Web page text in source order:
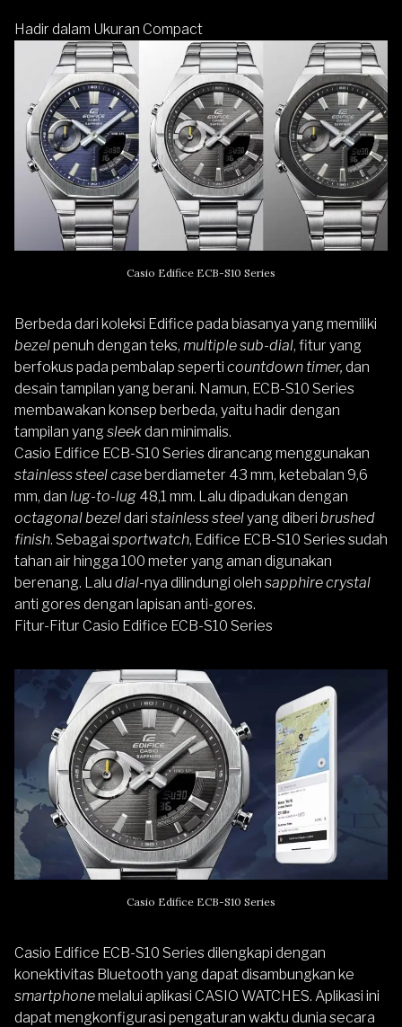
Hadir dalam Ukuran Compact
Casio Edifice ECB-S10 Series
Berbeda dari koleksi Edifice pada biasanya yang memiliki
bezelpenuh dengan teks, multiple sub-dial, fitur yang
berfokus pada pembalap seperti countdown timer, dan
desain tampilan yang berani. Namun, ECB-S10 Series
membawakan konsep berbeda, yaitu hadir dengan
tampilan yang sleekdan minimalis.
Casio Edifice ECB-S10 Series dirancang menggunakan
stainless steel caseberdiameter 43 mm, ketebalan 9,6
mm, dan lug-to-lug 48,1 mm. Lalu dipadukan dengan
octagonal bezeldari stainless steelyang diberi brushed
finish. Sebagai sportwatch, Edifice ECB-S10 Series sudah
tahan air hingga 100 meter yang aman digunakan
berenang. Lalu dial-nya dilindungi oleh sapphire crystal
anti gores dengan lapisan anti-gores.
Fitur-Fitur Casio Edifice ECB-S10 Series
Casio Edifice ECB-S10 Series
Casio Edifice ECB-S10 Series dilengkapi dengan
konektivitas Bluetooth yang dapat disambungkan ke
smartphonemelalui aplikasi CASIO WATCHES. Aplikasi ini
dapat mengkonfigurasi pengaturan waktu dunia secara